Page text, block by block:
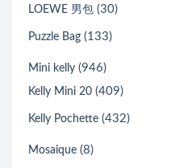
LOEWE 男包 (30)
Puzzle Bag (133)
Mini kelly (946)
Kelly Mini 20 (409)
Kelly Pochette (432)
Mosaique (8)